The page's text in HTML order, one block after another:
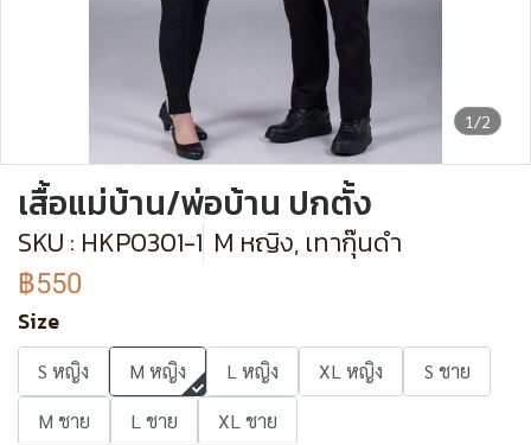
1/2
เสื้อแม่บ้าน/พ่อบ้าน ปกตั้ง
SKU : HKP0301-1 M หญิง, เทากุ๊นดำ
฿550
Size
S หญิง M หญิง L หญิง XL หญิง
S ชาย
M ชาย
L ชาย XL ชาย